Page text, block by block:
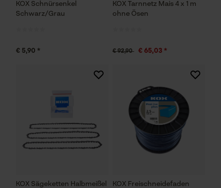
KOX Schnürsenkel
Schwarz/Grau
€ 5,90 *
KOX Tarnnetz Mais 4 x 1 m
ohne Ösen
€ 92,90 € 65,03 *
KOX Sägeketten Halbmeißel
KOX Freischneidefaden